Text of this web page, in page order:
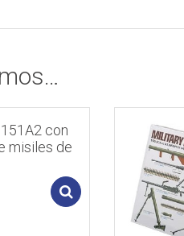
con
misiles de
Add to cart